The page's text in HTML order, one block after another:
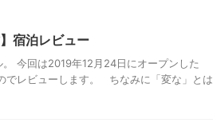
宿泊レビュー
今回は2019年12月24日にオープンした
でレビューします。 ちなみに「変な」とは